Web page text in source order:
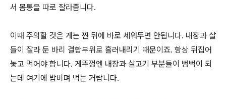
서 몸통을 따로 잘라줍니다.
이때 주의할 것은 게는 찐 뒤에 바로 세워두면 안됩니다. 내장과 살
들이 잘라 둔 바리 결합부위로 흘러내리기 때문이죠. 항상 뒤집어
놓고 먹어야 합니다. 게뚜껑엔 내장과 살고기 부분들이 범벅이 되
는데 여기에 밥비며 먹는 거랍니다.